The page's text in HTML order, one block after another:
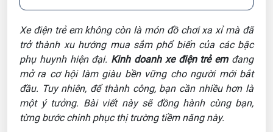
Xe điện trẻ em không còn là món đồ chơi xa xỉ mà đã
trở thành xu hướng mua sắm phổ biến của các bậc
phụ huynh hiện đại. Kinh doanh xe điện trẻ emđang
mở ra cơ hội làm giàu bền vững cho người mới bắt
đầu. Tuy nhiên, để thành công, bạn cần nhiều hơn là
một ý tưởng. Bài viết này sẽ đồng hành cùng bạn,
từng bước chinh phục thị trường tiềm năng này.